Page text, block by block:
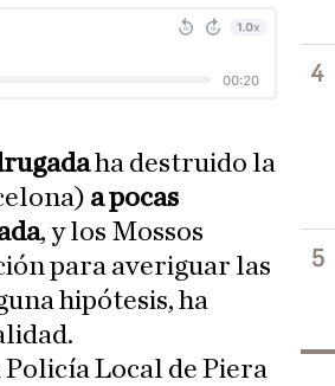
ha destruido la
a pocas
, y los Mossos
para averiguar las
hipótesis, ha
Policía Local de Piera